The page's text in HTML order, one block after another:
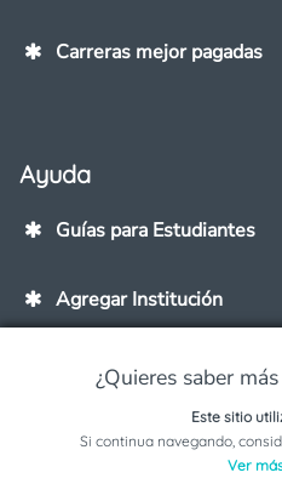
¿Quieres saber
Solicita información
Carreras mejor pagadas
Ayuda
Guías para Estudiantes
Agregar Institución
Contáctanos
Este sitio
Si continua navegando,
Ver